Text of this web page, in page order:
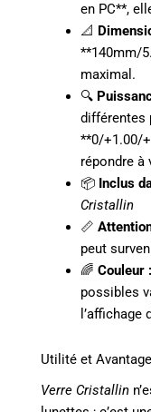
en PC**,
📐
**140mm/
maximal.
🔍
différentes
**0/+1.00/
répondre à
📦 Inclus
Cristallin
📏
peut
🌈 Couleur :
possibles
l’affichage
Utilité et
Verre Cristallin